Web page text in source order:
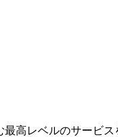
高レベルのサービ